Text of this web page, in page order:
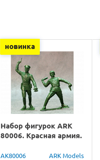
новинка
Набор фигурок ARK
80006. Красная армия.
AK80006 ARK Models